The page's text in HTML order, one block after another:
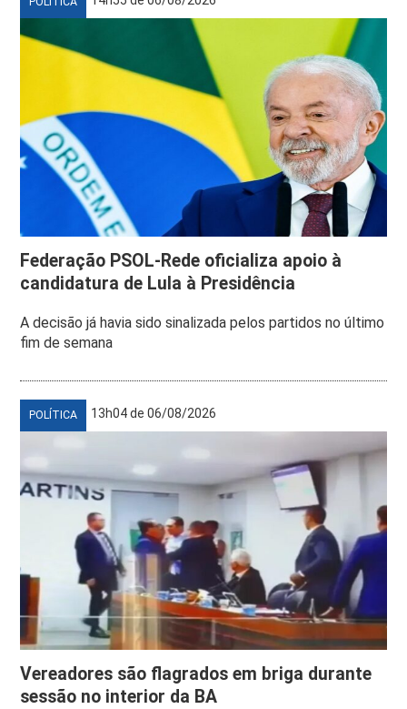
Federação PSOL-Rede oficializa apoio à
candidatura de Lula à Presidência
A decisão já havia sido sinalizada pelos partidos no último
fim de semana
POLÍTICA 13h04 de 06/08/2026
Vereadores são flagrados em briga durante
sessão no interior da BA